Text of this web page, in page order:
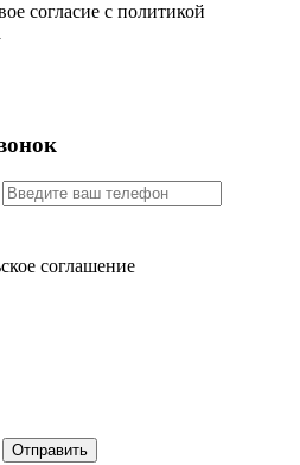
согласие с политикой
соглашение
Отправить